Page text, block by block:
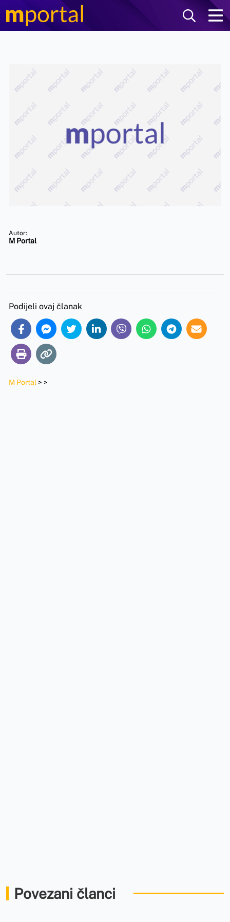
Autor:
M Portal
Podijeli ovaj članak
M Portal > >
Povezani članci